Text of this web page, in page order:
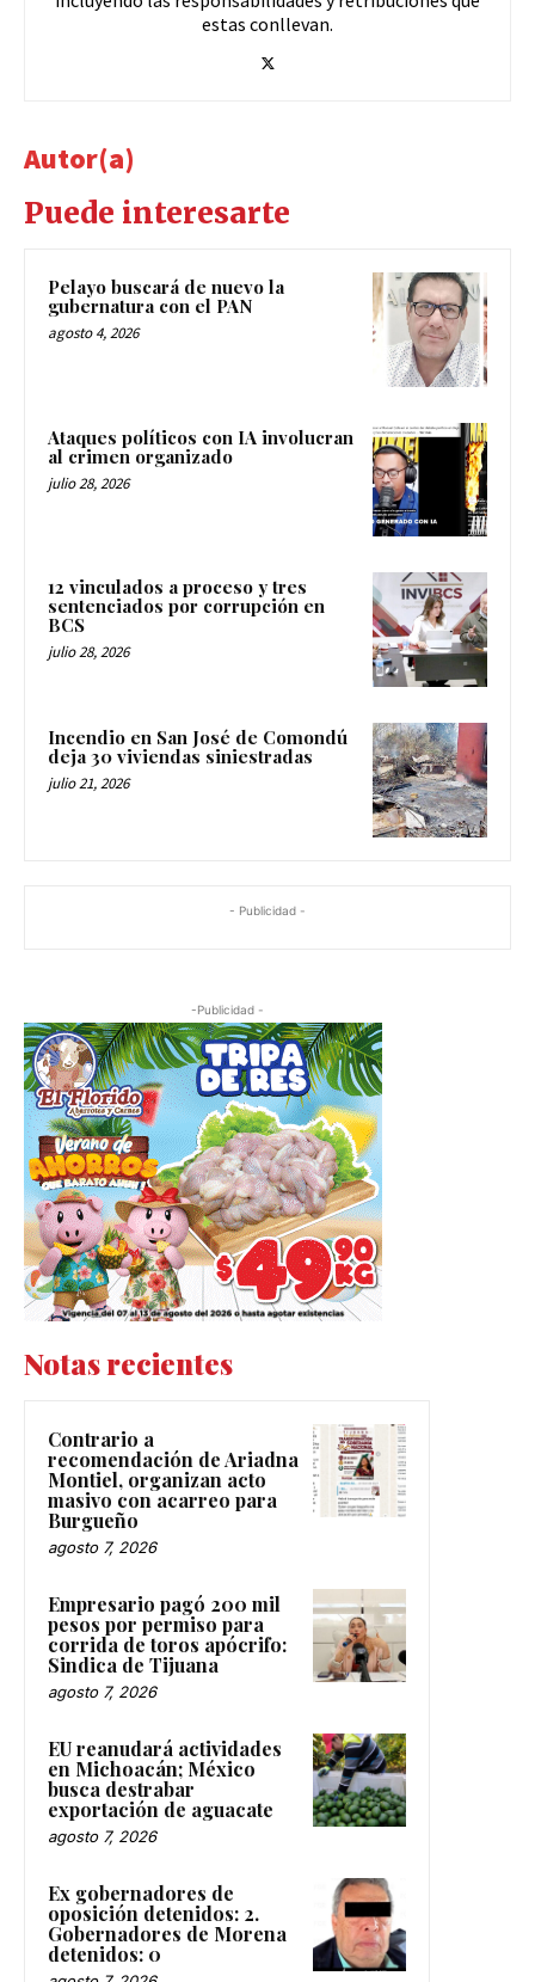
estas conllevan.
Autor(a)
Puede interesarte
Pelayo buscará de nuevo la
gubernatura con el PAN
agosto 4, 2026
Ataques políticos con IA involucran
al crimen organizado
julio 28, 2026
12 vinculados a proceso y tres
sentenciados por corrupción en
BCS
julio 28, 2026
Incendio en San José de Comondú
deja 30 viviendas siniestradas
julio 21, 2026
- Publicidad -
-Publicidad -
Notas recientes
Contrario a
recomendación de Ariadna
Montiel, organizan acto
masivo con acarreo para
Burgueño
agosto 7, 2026
Empresario pagó 200 mil
pesos por permiso para
corrida de toros apócrifo:
Sindica de Tijuana
agosto 7, 2026
EU reanudará actividades
en Michoacán; México
busca destrabar
exportación de aguacate
agosto 7, 2026
Ex gobernadores de
oposición detenidos: 2.
Gobernadores de Morena
detenidos: 0